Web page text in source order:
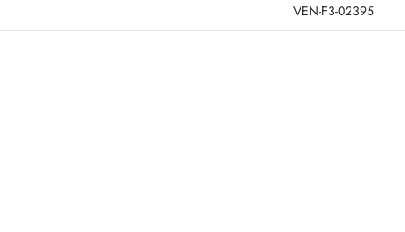
VEN-F3-02395